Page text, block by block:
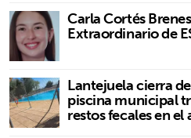
Carla Cortés
Extraordinario de
Lantejuela cierra
piscina municipal
restos fecales en el